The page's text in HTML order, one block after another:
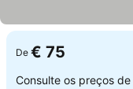
De € 75
Consulte os preços de